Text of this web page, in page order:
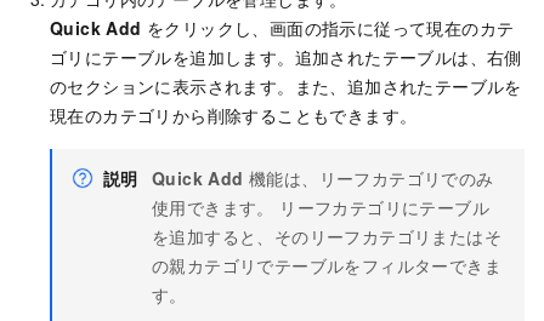
Quick Add をクリックし、画面の指示に従って現在のカテ
ゴリにテーブルを追加します。追加されたテーブルは、右側
のセクションに表示されます。また、追加されたテーブルを
現在のカテゴリから削除することもできます。
説明 Quick Add 機能は、リーフカテゴリでのみ
使用できます。 リーフカテゴリにテーブル
を追加すると、そのリーフカテゴリまたはそ
の親カテゴリでテーブルをフィルターできま
す。